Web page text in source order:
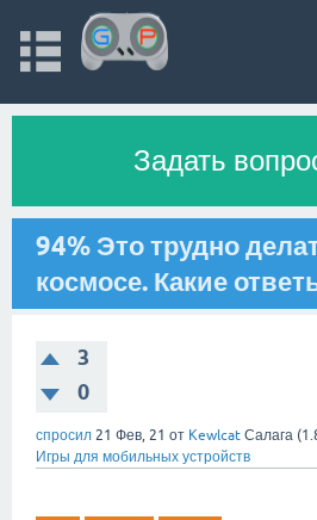
Задать
94% Это трудно
космосе. Какие
3
0
спросил 21 Фев, 21 от Kewlcat Салага (
Игры для мобильных устройств